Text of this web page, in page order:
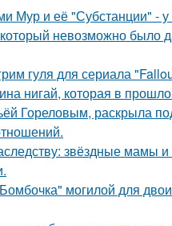
Мур и её "Субстанции" - у
который невозможно было
гуля для сериала
нигай, которая в
Гореловым, раскрыла
звёздные мамы и
могилой для